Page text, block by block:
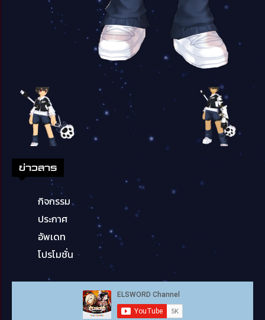
ข่าวสาร
กิจกรรม
ประกาศ
อัพเดท
โปรโมชั่น